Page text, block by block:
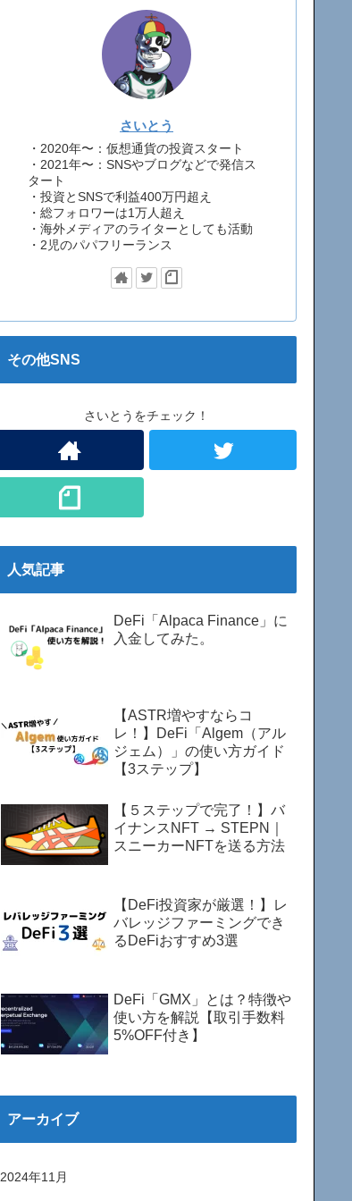
さいとう
・2020年〜：仮想通貨の投資スタート
・2021年〜：SNSやブログなどで発信ス
タート
・投資とSNSで利益400万円超え
・総フォロワーは1万人超え
・海外メディアのライターとしても活動
・2児のパパフリーランス
その他SNS
さいとうをチェック！
人気記事
DeFi「Alpaca Finance」に
入金してみた。
【ASTR増やすならコ
レ！】DeFi「Algem（アル
ジェム）」の使い方ガイド
【3ステップ】
【５ステップで完了！】バ
イナンスNFT → STEPN｜
スニーカーNFTを送る方法
【DeFi投資家が厳選！】レ
バレッジファーミングでき
るDeFiおすすめ3選
DeFi「GMX」とは？特徴や
使い方を解説【取引手数料
5%OFF付き】
アーカイブ
2024年11月